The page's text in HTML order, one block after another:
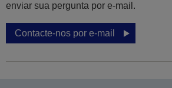
enviar sua pergunta por e-mail.
Contacte-nos por e-mail